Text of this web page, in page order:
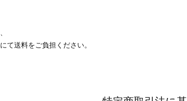
て送料をご負担ください。